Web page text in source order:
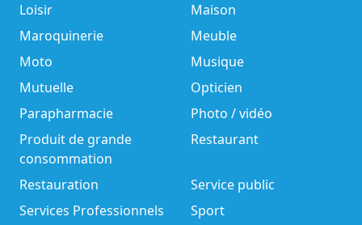
Loisir
Maison
Maroquinerie
Meuble
Moto
Musique
Mutuelle
Opticien
Parapharmacie
Photo / vidéo
Produit de grande
consommation
Restaurant
Restauration
Service public
Services Professionnels
Sport